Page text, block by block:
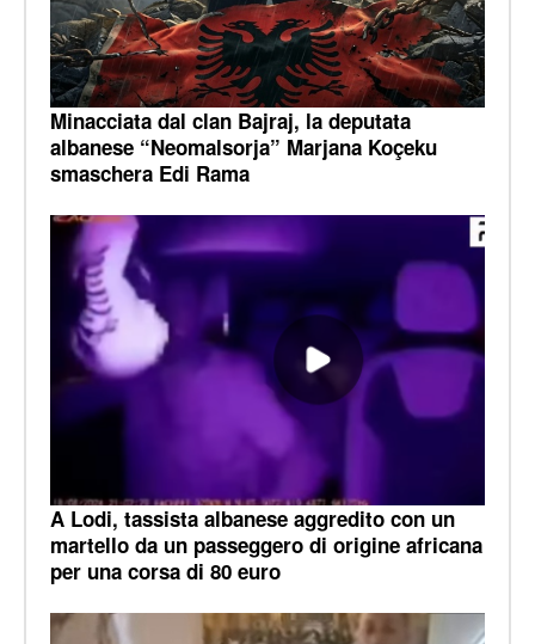
Minacciata dal clan Bajraj, la deputata
albanese “Neomalsorja” Marjana Koçeku
smaschera Edi Rama
A Lodi, tassista albanese aggredito con un
martello da un passeggero di origine africana
per una corsa di 80 euro